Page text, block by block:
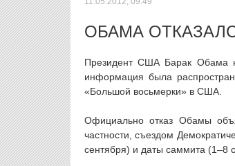
ОБАМА
Президент США Барак Обама
информация была
«Большой восьмерки» в США.
Официально отказ Обамы
частности, съездом
сентября) и даты саммита (1–8